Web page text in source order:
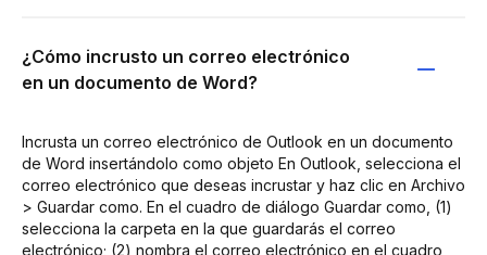
¿Cómo incrusto un correo electrónico
en un documento de Word?
Incrusta un correo electrónico de Outlook en un documento
de Word insertándolo como objeto En Outlook, selecciona el
correo electrónico que deseas incrustar y haz clic en Archivo
> Guardar como. En el cuadro de diálogo Guardar como, (1)
selecciona la carpeta en la que guardarás el correo
electrónico; (2) nombra el correo electrónico en el cuadro